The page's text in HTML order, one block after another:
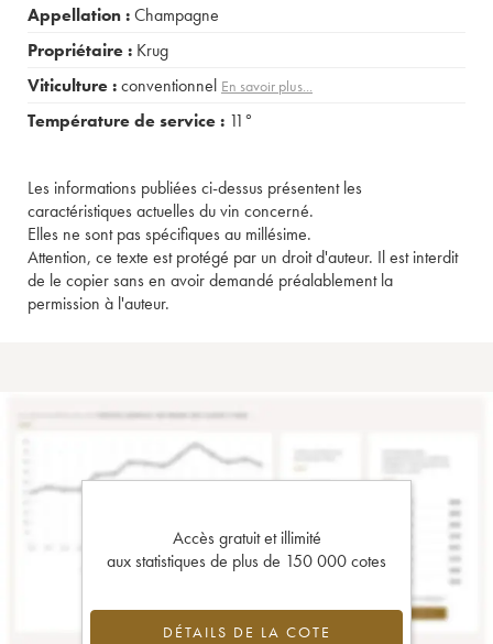
Appellation :Champagne
Propriétaire : Krug
Viticulture :conventionnel En savoir plus...
Température de service : 11°
Les informations publiées ci-dessus présentent les
caractéristiques actuelles du vin concerné.
Elles ne sont pas spécifiques au millésime.
Attention, ce texte est protégé par un droit d'auteur. Il est interdit
de le copier sans en avoir demandé préalablement la
permission à l'auteur.
Accès gratuit et illimité
aux statistiques de plus de 150 000 cotes
DÉTAILS DE LA COTE